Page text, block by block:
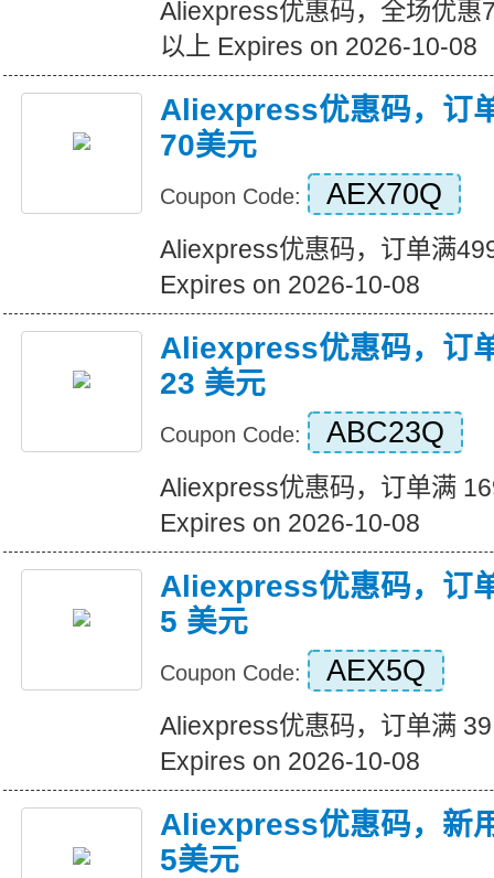
Aliexpress优惠码，全场优惠
以上 Expires on 2026-10-08
Aliexpress优惠码，订
70美元
Coupon Code: AEX70Q
Aliexpress优惠码，订单满
Expires on 2026-10-08
Aliexpress优惠码，订
23 美元
Coupon Code: ABC23Q
Aliexpress优惠码，订单满
Expires on 2026-10-08
Aliexpress优惠码，订
5 美元
Coupon Code: AEX5Q
Aliexpress优惠码，订单满
Expires on 2026-10-08
Aliexpress优惠码，新
5美元